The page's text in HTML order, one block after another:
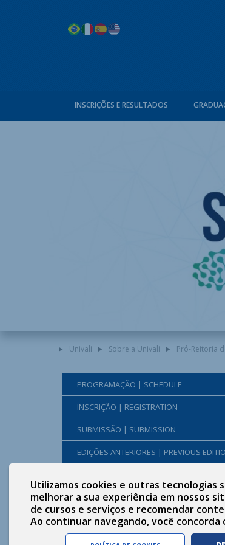
INSCRIÇÕES E RESULTADOS
Univali Sobre a Univali Pró-Reitoria
PROGRAMAÇÃO | SCHEDULE
INSCRIÇÃO | REGISTRATION
SUBMISSÃO | SUBMISSION
EDIÇÕES ANTERIORES | PREVIOUS
Utilizamos cookies e outras tecnologias
melhorar a sua experiência em nossos
de cursos e serviços e recomendar
Ao continuar navegando, você concorda